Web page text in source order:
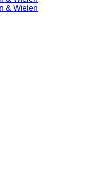
& Wielen